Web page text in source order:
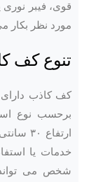
قوی، فیبر
مورد نظر بکار
تنوع کف
کف کاذب دارای
برحسب نوع
خدمات یا
شخص می تواند